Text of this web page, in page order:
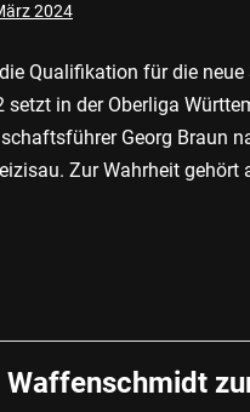
2024
Qualifikation für die
in der Oberliga
Georg Braun
Zur Wahrheit